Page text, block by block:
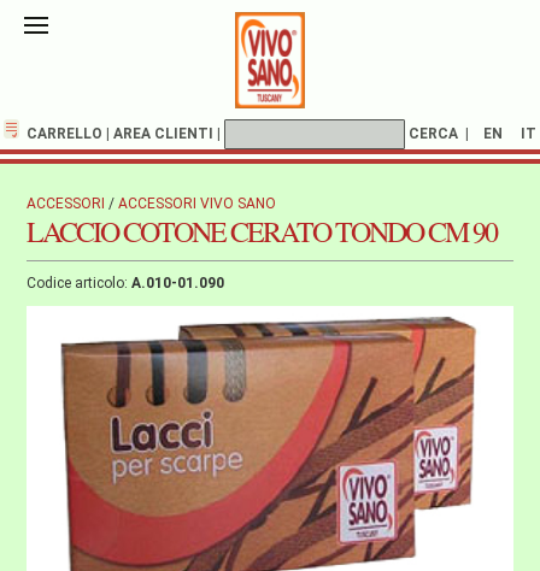
CARRELLO AREA CLIENTI CERCA EN IT
ACCESSORI /ACCESSORI VIVO SANO
LACCIO COTONE CERATO TONDO CM 90
Codice articolo:A.010-01.090